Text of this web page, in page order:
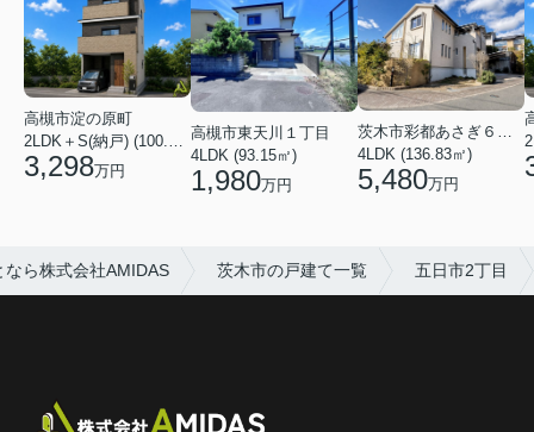
高槻市淀の原町
3,298万円
高槻市東天川１丁目
4LDK (93.15㎡)
1,980万円
4LDK (136.83㎡)
5,480万円
ら株式会社AMIDAS 茨木市の戸建て一覧 五日市2丁目